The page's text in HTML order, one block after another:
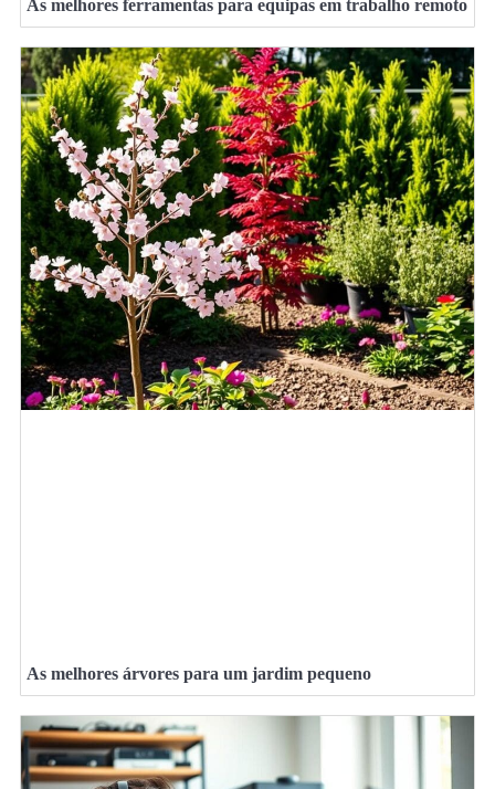
As melhores ferramentas para equipas em trabalho remoto
As melhores árvores para um jardim pequeno